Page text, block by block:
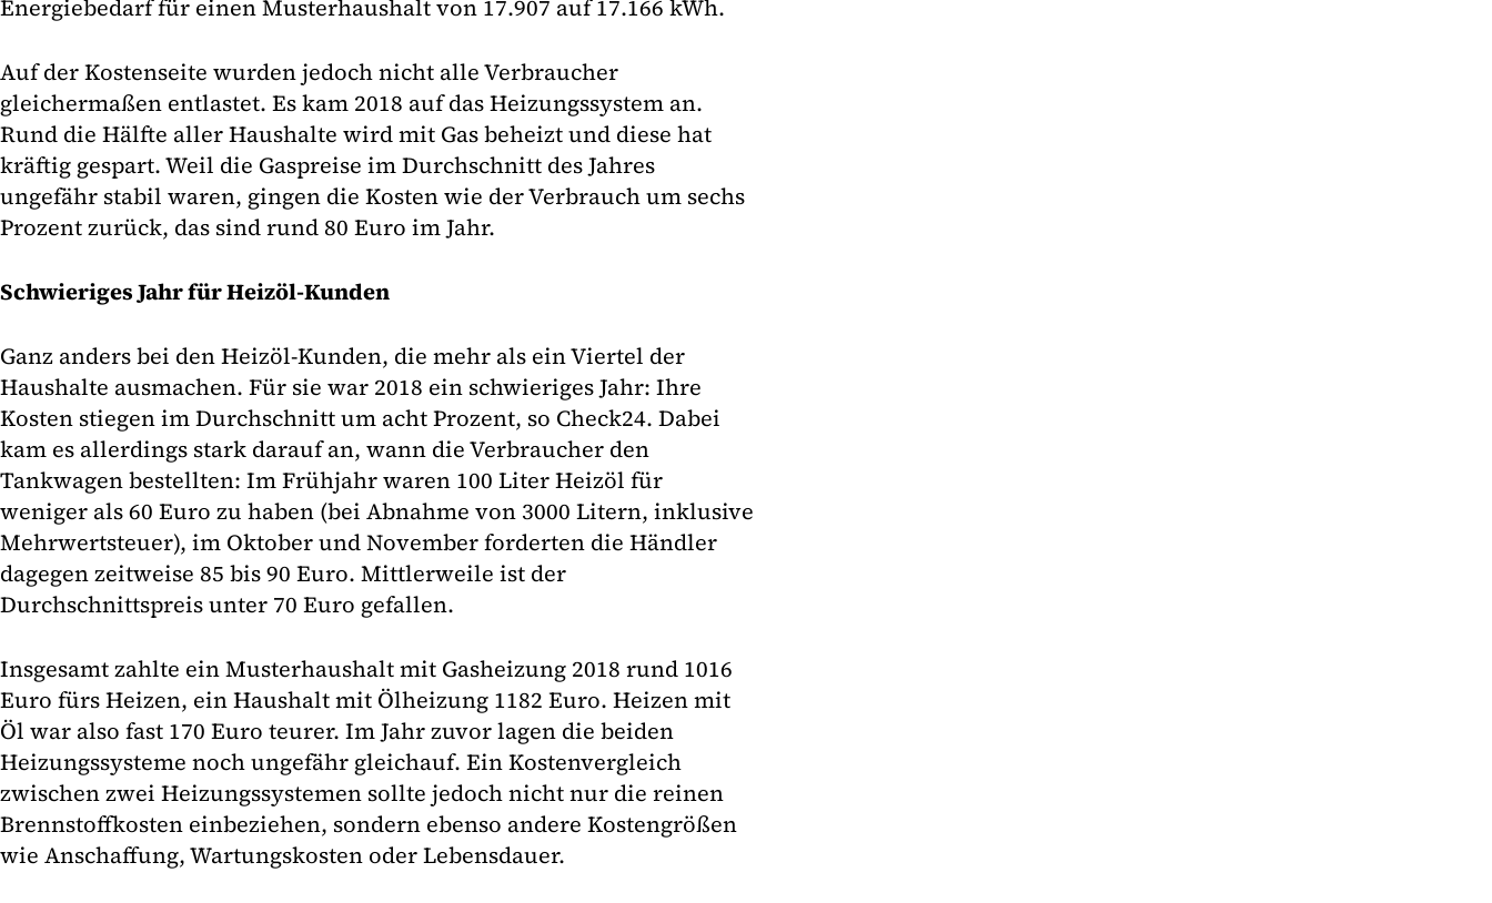
Energiebedarf für einen Musterhaushalt von 17.907 auf 17.166 kWh.
Auf der Kostenseite wurden jedoch nicht alle Verbraucher
gleichermaßen entlastet. Es kam 2018 auf das Heizungssystem an.
Rund die Hälfte aller Haushalte wird mit Gas beheizt und diese hat
kräftig gespart. Weil die Gaspreise im Durchschnitt des Jahres
ungefähr stabil waren, gingen die Kosten wie der Verbrauch um sechs
Prozent zurück, das sind rund 80 Euro im Jahr.
Schwieriges Jahr für Heizöl-Kunden
Ganz anders bei den Heizöl-Kunden, die mehr als ein Viertel der
Haushalte ausmachen. Für sie war 2018 ein schwieriges Jahr: Ihre
Kosten stiegen im Durchschnitt um acht Prozent, so Check24. Dabei
kam es allerdings stark darauf an, wann die Verbraucher den
Tankwagen bestellten: Im Frühjahr waren 100 Liter Heizöl für
weniger als 60 Euro zu haben (bei Abnahme von 3000 Litern, inklusive
Mehrwertsteuer), im Oktober und November forderten die Händler
dagegen zeitweise 85 bis 90 Euro. Mittlerweile ist der
Durchschnittspreis unter 70 Euro gefallen.
Insgesamt zahlte ein Musterhaushalt mit Gasheizung 2018 rund 1016
Euro fürs Heizen, ein Haushalt mit Ölheizung 1182 Euro. Heizen mit
Öl war also fast 170 Euro teurer. Im Jahr zuvor lagen die beiden
Heizungssysteme noch ungefähr gleichauf. Ein Kostenvergleich
zwischen zwei Heizungssystemen sollte jedoch nicht nur die reinen
Brennstoffkosten einbeziehen, sondern ebenso andere Kostengrößen
wie Anschaffung, Wartungskosten oder Lebensdauer.